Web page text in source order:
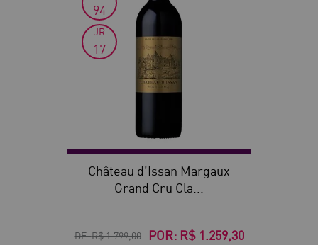
94
JR
17
Château d’Issan Margaux
Grand Cru Cla...
DE:R$ 1.799,00 POR: R$ 1.259,30